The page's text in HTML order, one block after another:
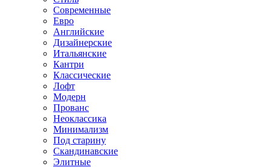
Современные
Евро
Английские
Дизайнерские
Итальянские
Кантри
Классические
Лофт
Модерн
Прованс
Неоклассика
Минимализм
Под старину
Скандинавские
Элитные